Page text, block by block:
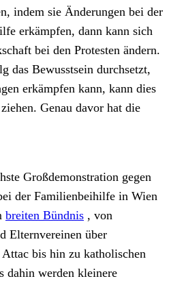
indem sie Änderungen bei der
erkämpfen, dann kann sich
bei den Protesten ändern.
das Bewusstsein durchsetzt,
erkämpfen kann, kann dies
Genau davor hat die
Großdemonstration gegen
der Familienbeihilfe in Wien
breiten Bündnis , von
Elternvereinen über
bis hin zu katholischen
dahin werden kleinere